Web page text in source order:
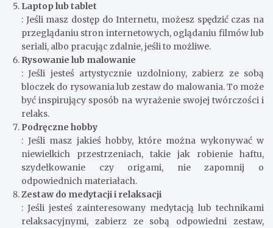
Laptop lub tablet
: Jeśli masz dostęp do Internetu, możesz spędzić czas na
przeglądaniu stron internetowych, oglądaniu filmów lub
seriali, albo pracując zdalnie, jeśli to możliwe.
Rysowanie lub malowanie
: Jeśli jesteś artystycznie uzdolniony, zabierz ze sobą
bloczek do rysowania lub zestaw do malowania. To może
być inspirujący sposób na wyrażenie swojej twórczości i
relaks.
Podręczne hobby
: Jeśli masz jakieś hobby, które można wykonywać w
niewielkich przestrzeniach, takie jak robienie haftu,
szydełkowanie czy origami, nie zapomnij o
odpowiednich materiałach.
Zestaw do medytacji i relaksacji
: Jeśli jesteś zainteresowany medytacją lub technikami
relaksacyjnymi, zabierz ze sobą odpowiedni zestaw,